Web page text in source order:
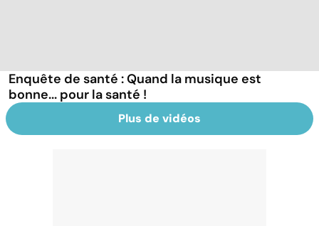
Enquête de santé : Quand la musique est
bonne... pour la santé !
Plus de vidéos